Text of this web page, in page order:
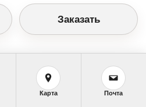
Заказать
Карта Почта